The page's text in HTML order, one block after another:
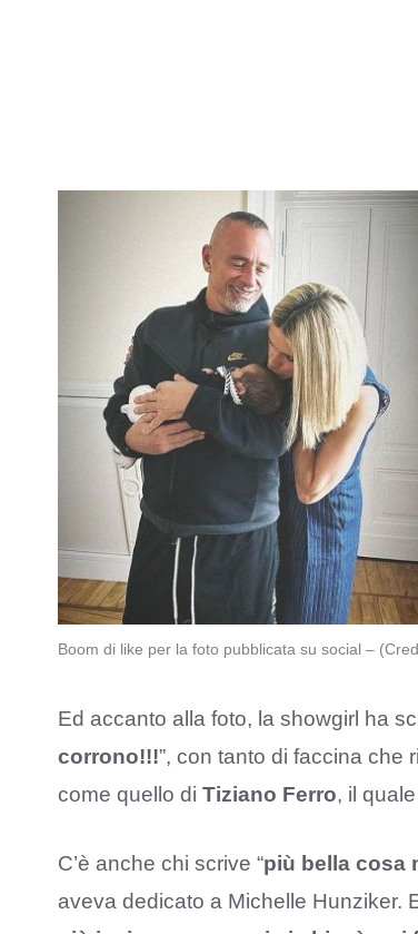
Boom di like per la foto pubblicata su social –
Ed accanto alla foto, la showgirl ha
corrono!!!”, con tanto di faccina che
come quello di Tiziano Ferro, il
C’è anche chi scrive “più bella cosa
aveva dedicato a Michelle Hunziker.